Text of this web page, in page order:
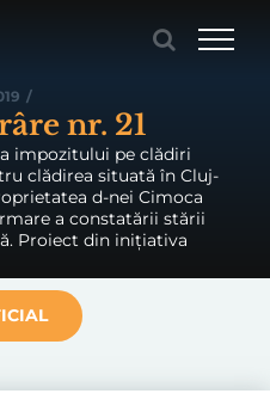
/
nr. 21
impozitului pe clădiri
clădirea situată în Cluj-
d-nei Cimoca
a constatării stării
Proiect din inițiativa